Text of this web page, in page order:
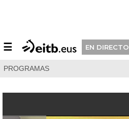
☰ EN DIRECTO
PROGRAMAS